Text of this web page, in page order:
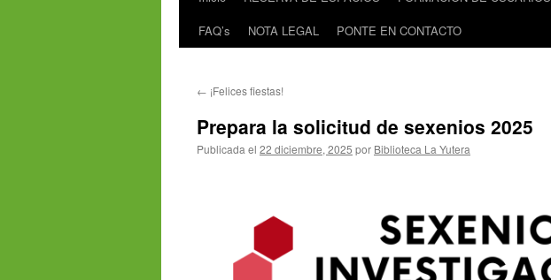
FAQ’s
NOTA LEGAL PONTE EN CONTACTO
← ¡Felices fiestas!
Prepara la solicitud de sexenios 2025
Publicada el 22 diciembre, 2025 por Biblioteca La Yutera